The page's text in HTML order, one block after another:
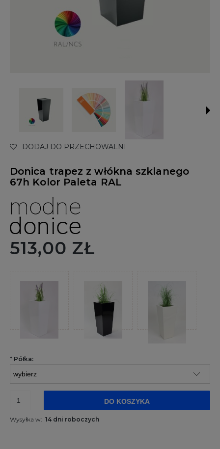
DODAJ DO PRZECHOWALNI
Donica trapez z włókna szklanego
67h Kolor Paleta RAL
513,00 ZŁ
* Półka:
DO KOSZYKA
Wysyłka w: 14 dni roboczych